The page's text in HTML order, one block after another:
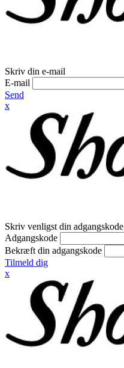
Skriv din e-mail
E-mail
Send
x
Skriv venligst din adgangskode
Adgangskode
Bekræft din adgangskode
Tilmeld dig
x